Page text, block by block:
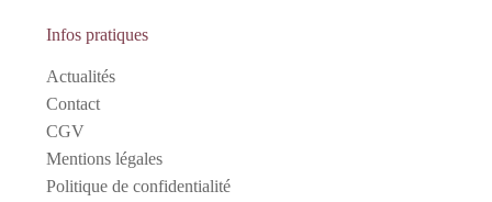
Infos pratiques
Actualités
Contact
CGV
Mentions légales
Politique de confidentialité